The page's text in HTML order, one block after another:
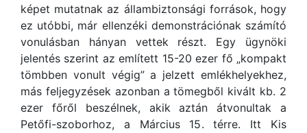
képet mutatnak az állambiztonsági források, hogy
ez utóbbi, már ellenzéki demonstrációnak számító
vonulásban hányan vettek részt. Egy ügynöki
jelentés szerint az említett 15-20 ezer fő „kompakt
tömbben vonult végig” a jelzett emlékhelyekhez,
más feljegyzések azonban a tömegből kivált kb. 2
ezer főről beszélnek, akik aztán átvonultak a
Petőfi-szoborhoz, a Március 15. térre. Itt Kis